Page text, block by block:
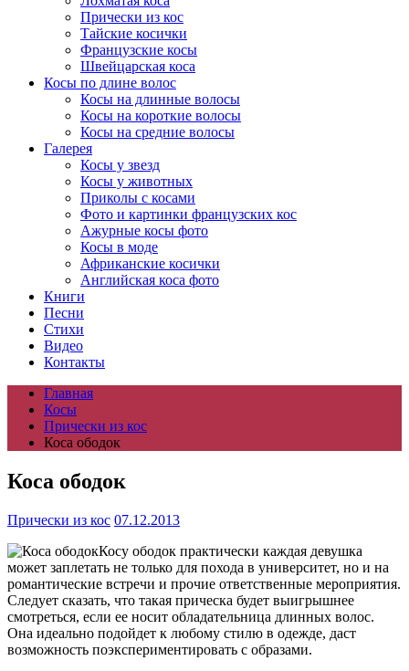
Прически из кос
Тайские косички
Французские косы
Швейцарская коса
Косы по длине волос
Косы на длинные волосы
Косы на короткие волосы
Косы на средние волосы
Галерея
Косы у звезд
Косы у животных
Приколы с косами
Фото и картинки французских кос
Ажурные косы фото
Косы в моде
Африканские косички
Английская коса фото
Книги
Песни
Cтихи
Видео
Контакты
Главная
Косы
Прически из кос
Коса ободок
Коса ободок
Прически из кос 07.12.2013
Косу ободок практически каждая девушка
может заплетать не только для похода в университет, но и на
романтические встречи и прочие ответственные мероприятия.
Следует сказать, что такая прическа будет выигрышнее
смотреться, если ее носит обладательница длинных волос.
Она идеально подойдет к любому стилю в одежде, даст
возможность поэкспериментировать с образами.